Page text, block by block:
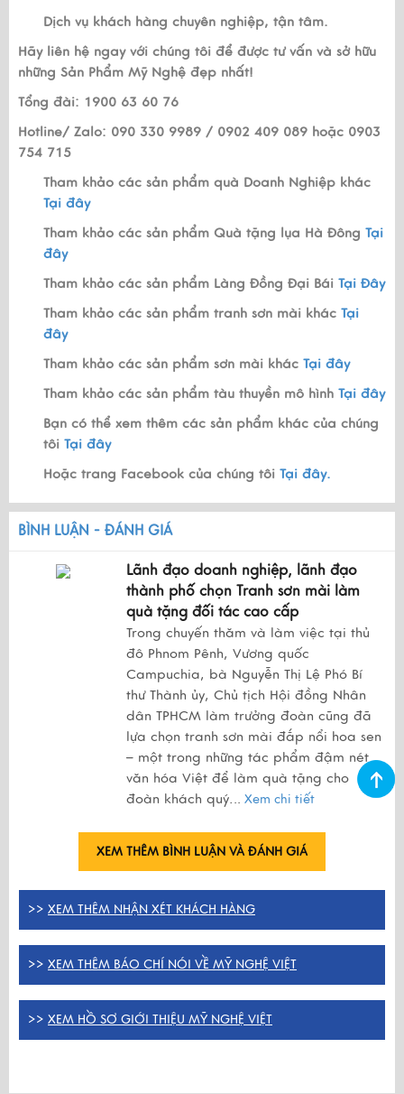
Dịch vụ khách hàng chuyên nghiệp, tận tâm.
Hãy liên hệ ngay với chúng tôi để được tư vấn và sở hữu
những Sản Phẩm Mỹ Nghệ đẹp nhất!
Tổng đài: 1900 63 60 76
Hotline/ Zalo: 090 330 9989 / 0902 409 089 hoặc 0903
754 715
Tham khảo các sản phẩm quà Doanh Nghiệp khác
Tại đây
Tham khảo các sản phẩm Quà tặng lụa Hà Đông Tại
đây
Tham khảo các sản phẩm Làng Đồng Đại Bái Tại Đây
Tham khảo các sản phẩm tranh sơn mài khác Tại
đây
Tham khảo các sản phẩm sơn mài khác Tại đây
Tham khảo các sản phẩm tàu thuyền mô hình Tại đây
Bạn có thể xem thêm các sản phẩm khác của chúng
tôi Tại đây
Hoặc trang Facebook của chúng tôi Tại đây.
BÌNH LUẬN - ĐÁNH GIÁ
Lãnh đạo doanh nghiệp, lãnh đạo
thành phố chọn Tranh sơn mài làm
quà tặng đối tác cao cấp
Trong chuyến thăm và làm việc tại thủ
đô Phnom Pênh, Vương quốc
Campuchia, bà Nguyễn Thị Lệ Phó Bí
thư Thành ủy, Chủ tịch Hội đồng Nhân
dân TPHCM làm trưởng đoàn cũng đã
lựa chọn tranh sơn mài đắp nổi hoa sen
– một trong những tác phẩm đậm nét
văn hóa Việt để làm quà tặng cho
đoàn khách quý. .. Xem chi tiết
XEM THÊM BÌNH LUẬN VÀ ĐÁNH GIÁ
>> XEM THÊM NHẬN XÉT KHÁCH HÀNG
>> XEM THÊM BÁO CHÍ NÓI VỀ MỸ NGHỆ VIỆT
>> XEM HỒ SƠ GIỚI THIỆU MỸ NGHỆ VIỆT